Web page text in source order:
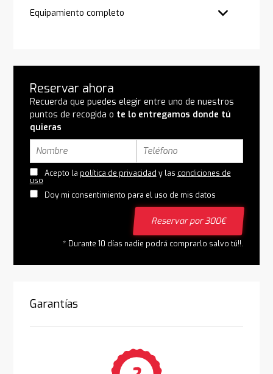
Equipamiento completo
Reservar ahora
Recuerda que puedes elegir entre uno de nuestros
puntos de recogida o te lo entregamos donde tú
quieras
Acepto la política de privacidad y las condiciones de
uso
Doy mi consentimiento para el uso de mis datos
Reservar por 300€
* Durante 10 días nadie podrá comprarlo salvo tú!!.
Garantías